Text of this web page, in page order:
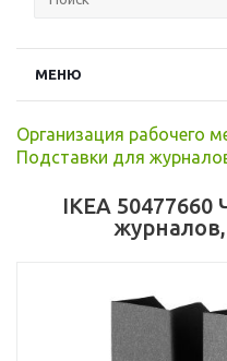
МЕНЮ
Организация рабочего
Подставки для
IKEA